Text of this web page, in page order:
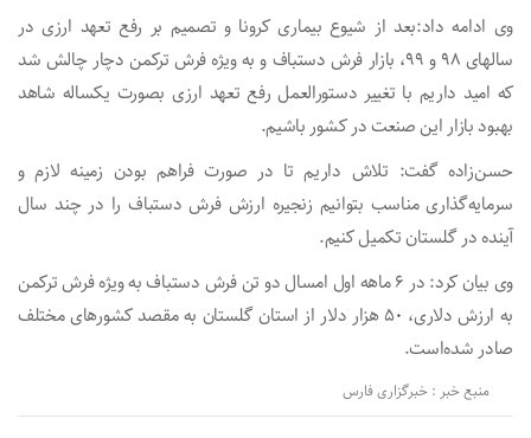
وی ادامه داد:بعد از شیوع بیماری کرونا و تصمیم بر رفع تعهد ارزی در
سالهای ۹۸ و ۹۹، بازار فرش دستباف و به ویژه فرش ترکمن دچار چالش شد
که امید داریم با تغییر دستورالعمل رفع تعهد ارزی بصورت یکساله شاهد
بهبود بازار این صنعت در کشور باشیم.
حسن‌زاده گفت: تلاش داریم تا در صورت فراهم بودن زمینه لازم و
سرمایه‌گذاری مناسب بتوانیم زنجیره ارزش فرش دستباف را در چند سال
آینده در گلستان تکمیل کنیم.
وی بیان کرد: در ۶ ماهه اول امسال دو تن فرش دستباف به ویژه فرش ترکمن
به ارزش دلاری، ۵۰ هزار دلار از استان گلستان به مقصد کشورهای مختلف
صادر شده‌است.
منبع خبر : خبرگزاری فارس